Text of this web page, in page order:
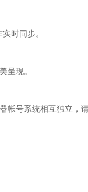
时同步。
呈现。
帐号系统相互独立，